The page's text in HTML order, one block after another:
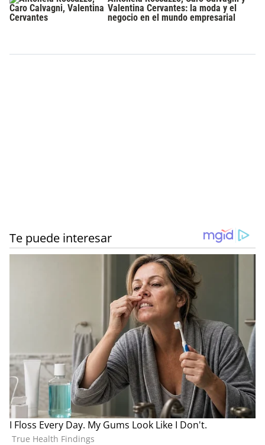
Valentina Cervantes: la moda y el
negocio en el mundo empresarial